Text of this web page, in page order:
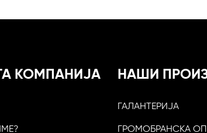
КОМПАНИЈА НАШИ
ГАЛАНТЕРИЈА
ГРОМОБРАНСКА